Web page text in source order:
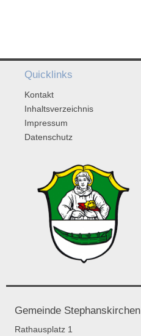
Quicklinks
Kontakt
Inhaltsverzeichnis
Impressum
Datenschutz
Gemeinde Stephanskirchen
Rathausplatz 1